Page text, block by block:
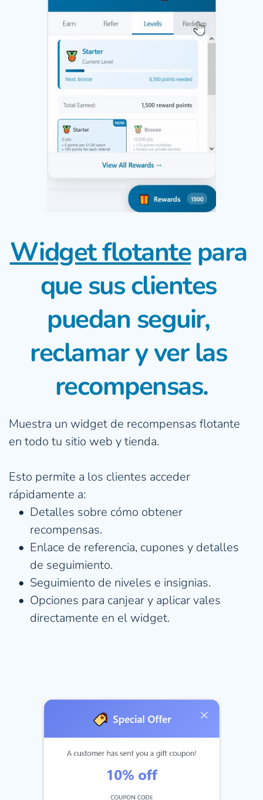
Widget flotante para
que sus clientes
puedan seguir,
reclamar y ver las
recompensas.
Muestra un widget de recompensas flotante
en todo tu sitio web y tienda.
Esto permite a los clientes acceder
rápidamente a:
Detalles sobre cómo obtener
recompensas.
Enlace de referencia, cupones y detalles
de seguimiento.
Seguimiento de niveles e insignias.
Opciones para canjear y aplicar vales
directamente en el widget.